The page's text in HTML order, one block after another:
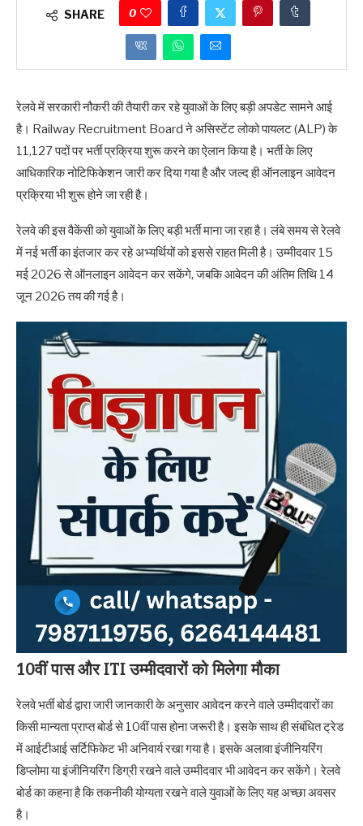
SHARE 0
रेलवे में सरकारी नौकरी की तैयारी कर रहे युवाओं के लिए बड़ी अपडेट सामने आई
है। Railway Recruitment Board ने असिस्टेंट लोको पायलट (ALP) के
11,127 पदों पर भर्ती प्रक्रिया शुरू करने का ऐलान किया है। भर्ती के लिए
आधिकारिक नोटिफिकेशन जारी कर दिया गया है और जल्द ही ऑनलाइन आवेदन
प्रक्रिया भी शुरू होने जा रही है।
रेलवे की इस वैकेंसी को युवाओं के लिए बड़ी भर्ती माना जा रहा है। लंबे समय से रेलवे
में नई भर्ती का इंतजार कर रहे अभ्यर्थियों को इससे राहत मिली है। उम्मीदवार 15
मई 2026 से ऑनलाइन आवेदन कर सकेंगे, जबकि आवेदन की अंतिम तिथि 14
जून 2026 तय की गई है।
10वीं पास और ITI उम्मीदवारों को मिलेगा मौका
रेलवे भर्ती बोर्ड द्वारा जारी जानकारी के अनुसार आवेदन करने वाले उम्मीदवारों का
किसी मान्यता प्राप्त बोर्ड से 10वीं पास होना जरूरी है। इसके साथ ही संबंधित ट्रेड
में आईटीआई सर्टिफिकेट भी अनिवार्य रखा गया है। इसके अलावा इंजीनियरिंग
डिप्लोमा या इंजीनियरिंग डिग्री रखने वाले उम्मीदवार भी आवेदन कर सकेंगे। रेलवे
बोर्ड का कहना है कि तकनीकी योग्यता रखने वाले युवाओं के लिए यह अच्छा अवसर
है।